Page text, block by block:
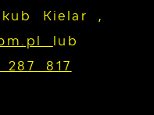
Kielar,
lub
817